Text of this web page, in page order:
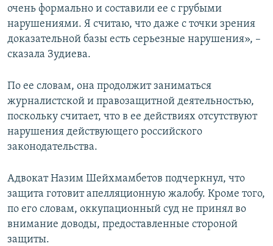
очень формально и составили ее с грубыми
нарушениями. Я считаю, что даже с точки зрения
доказательной базы есть серьезные нарушения», –
сказала Зудиева.
По ее словам, она продолжит заниматься
журналистской и правозащитной деятельностью,
поскольку считает, что в ее действиях отсутствуют
нарушения действующего российского
законодательства.
Адвокат Назим Шейхмамбетов подчеркнул, что
защита готовит апелляционную жалобу. Кроме того,
по его словам, оккупационный суд не принял во
внимание доводы, предоставленные стороной
защиты.